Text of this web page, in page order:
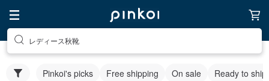
レディース秋靴
Pinkoi's picks Free shipping On sale Ready to ship